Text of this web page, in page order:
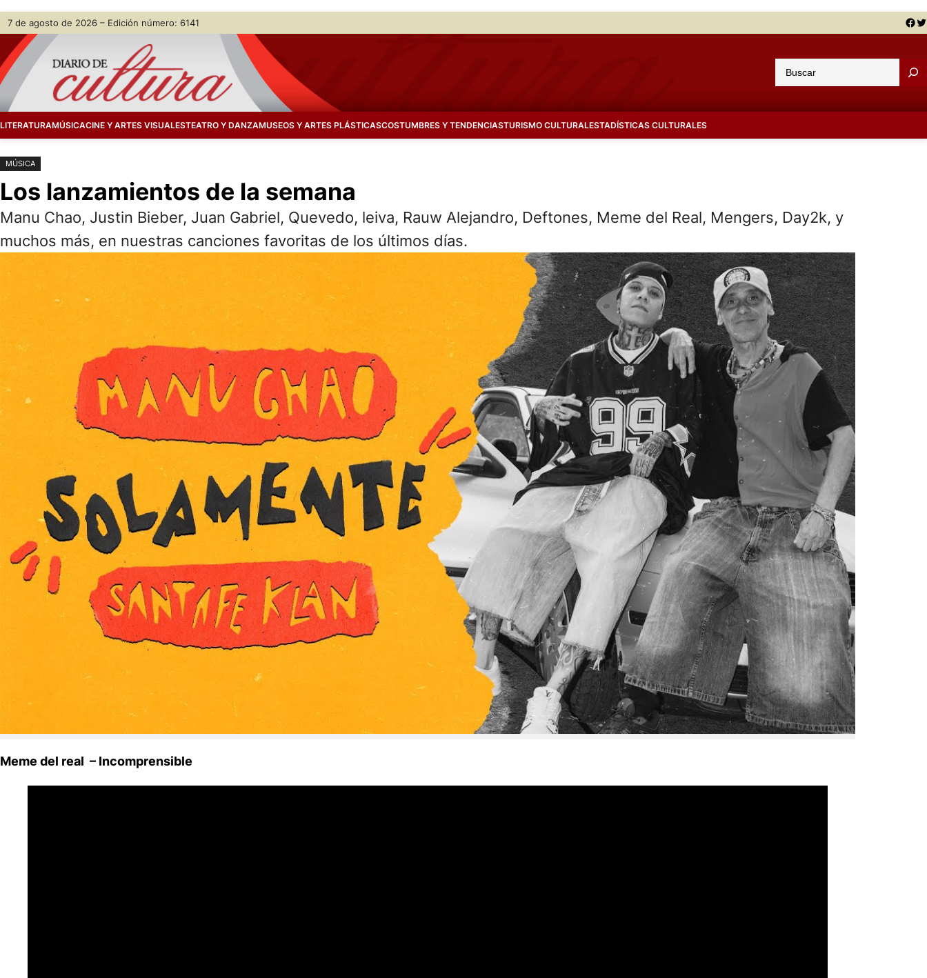
Saltar
contenido
Skip
content
7 de agosto de 2026 – Edición número: 6141 Facebook Twitter
u
a
LITERATURAMÚSICACINE Y ARTES VISUALESTEATRO Y DANZAMUSEOS Y ARTES PLÁSTICASCOSTUMBRES Y TENDENCIASTURISMO CULTURALESTADÍSTICAS CULTURALES
MÚSICA
Los lanzamientos de la semana
Manu Chao, Justin Bieber, Juan Gabriel, Quevedo, leiva, Rauw Alejandro, Deftones, Meme del Real, Mengers, Day2k, y
muchos más, en nuestras canciones favoritas de los últimos días.
Meme del real – Incomprensible